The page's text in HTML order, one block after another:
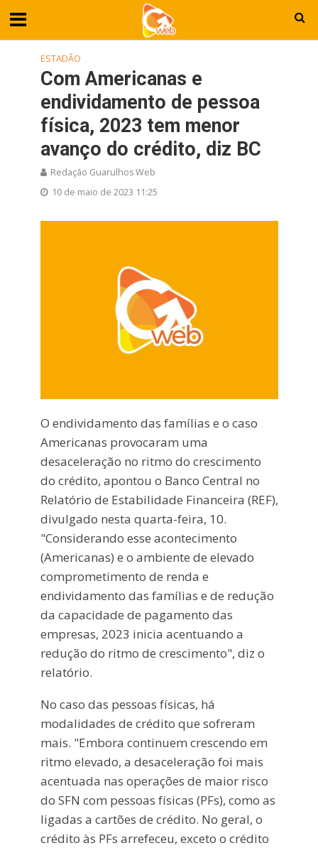
ESTADÃO
Com Americanas e
endividamento de pessoa
física, 2023 tem menor
avanço do crédito, diz BC
Redação Guarulhos Web
10 de maio de 2023 11:25
O endividamento das famílias e o caso
Americanas provocaram uma
desaceleração no ritmo do crescimento
do crédito, apontou o Banco Central no
Relatório de Estabilidade Financeira (REF),
divulgado nesta quarta-feira, 10.
"Considerando esse acontecimento
(Americanas) e o ambiente de elevado
comprometimento de renda e
endividamento das famílias e de redução
da capacidade de pagamento das
empresas, 2023 inicia acentuando a
redução do ritmo de crescimento", diz o
relatório.
No caso das pessoas físicas, há
modalidades de crédito que sofreram
mais. "Embora continuem crescendo em
ritmo elevado, a desaceleração foi mais
acentuada nas operações de maior risco
do SFN com pessoas físicas (PFs), como as
ligadas a cartões de crédito. No geral, o
crédito às PFs arrefeceu, exceto o crédito